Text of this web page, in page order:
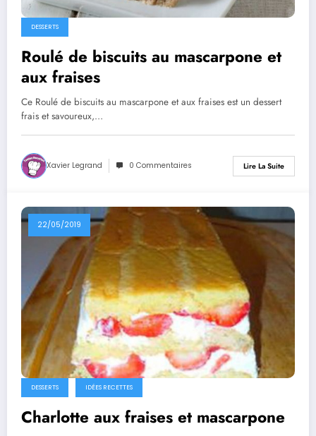
DESSERTS
Roulé de biscuits au mascarpone et
aux fraises
Ce Roulé de biscuits au mascarpone et aux fraises est un dessert
frais et savoureux,…
Xavier Legrand 0 Commentaires Lire La Suite
22/05/2019
DESSERTS IDÉES RECETTES
Charlotte aux fraises et mascarpone